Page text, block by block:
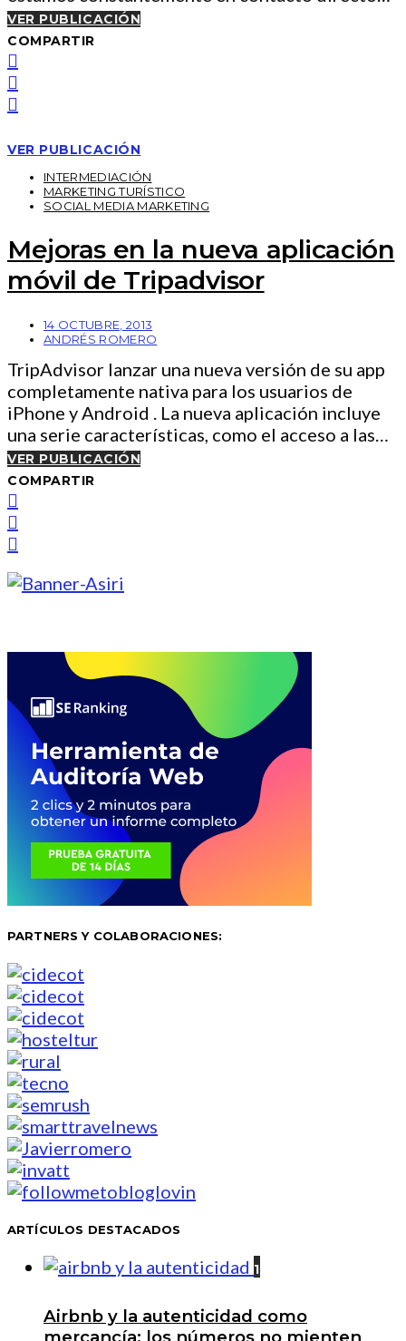
VER PUBLICACIÓN
COMPARTIR
VER PUBLICACIÓN
INTERMEDIACIÓN
MARKETING TURÍSTICO
SOCIAL MEDIA MARKETING
Mejoras en la nueva aplicación
móvil de Tripadvisor
14 OCTUBRE, 2013
ANDRÉS ROMERO
TripAdvisor lanzar una nueva versión de su app
completamente nativa para los usuarios de
iPhone y Android . La nueva aplicación incluye
una serie características, como el acceso a las…
VER PUBLICACIÓN
COMPARTIR
PARTNERS Y COLABORACIONES:
ARTÍCULOS DESTACADOS
1
Airbnb y la autenticidad como